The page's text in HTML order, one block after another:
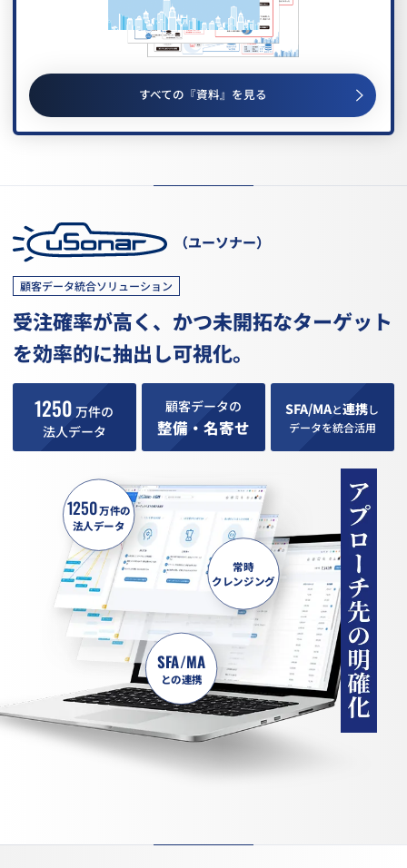
すべての『資料』を見る
（ユーソナー）
顧客データ統合ソリューション
受注確率が高く、かつ未開拓なターゲット
を効率的に抽出し可視化。
1250 万件の
法人データ
顧客データの
整備・名寄せ
SFA/MAと連携し
データを統合活用
1250万件の
法人データ
常時
クレンジング
SFA/MA
との連携